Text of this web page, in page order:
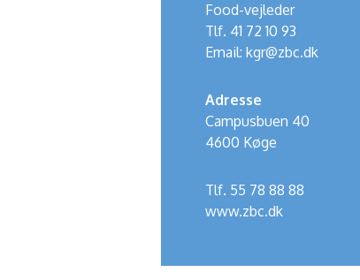
Food-vejleder
Tlf. 41 72 10 93
Email: kgr@zbc.dk
Adresse
Campusbuen 40
4600 Køge
Tlf. 55 78 88 88
www.zbc.dk